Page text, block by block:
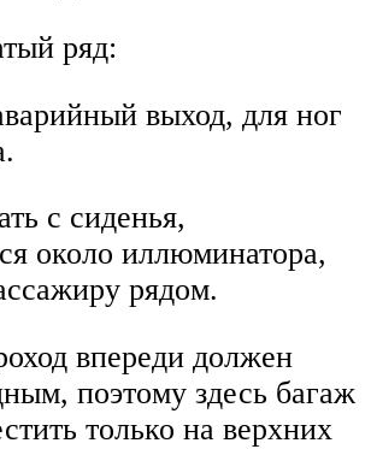
ряд:
выход, для ног
с сиденья,
около иллюминатора,
рядом.
впереди должен
поэтому здесь багаж
только на верхних